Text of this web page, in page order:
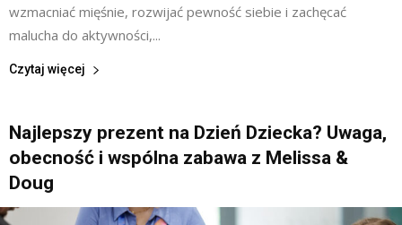
wzmacniać mięśnie, rozwijać pewność siebie i zachęcać
malucha do aktywności,...
Czytaj więcej
Najlepszy prezent na Dzień Dziecka? Uwaga,
obecność i wspólna zabawa z Melissa &
Doug